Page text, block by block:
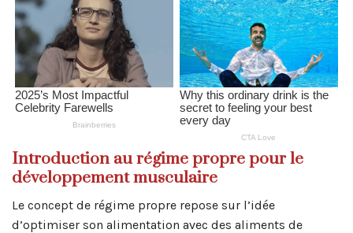
Introduction au régime propre pour le
développement musculaire
Le concept de régime propre repose sur l’idée
d’optimiser son alimentation avec des aliments de